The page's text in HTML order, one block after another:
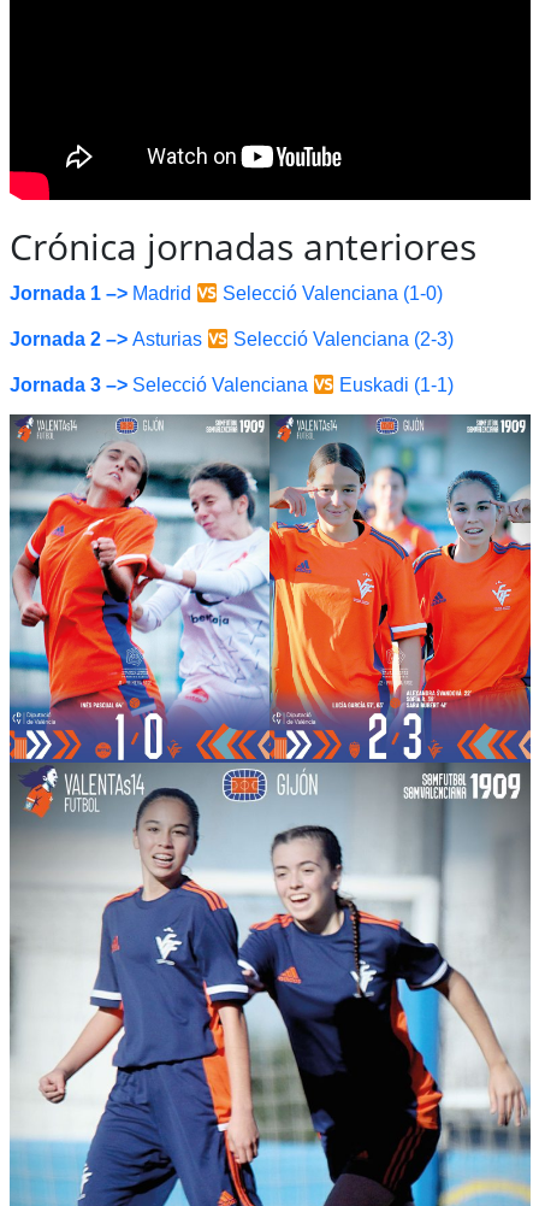
Crónica jornadas anteriores
Jornada 1 –> Madrid Selecció Valenciana (1-0)
Jornada 2 –> Asturias Selecció Valenciana (2-3)
Jornada 3 –> Selecció Valenciana Euskadi (1-1)